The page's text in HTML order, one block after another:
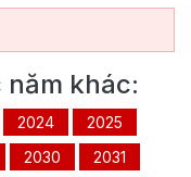
khác:
2024
2025
2030
2031